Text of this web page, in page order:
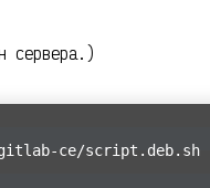
сервера.)
ce/script.deb.sh |